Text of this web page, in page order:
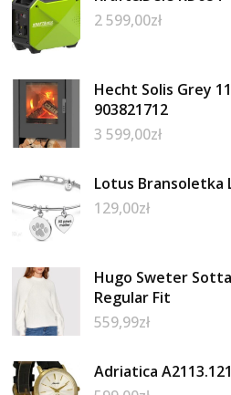
2 599,00zł
Hecht Solis Grey
903821712
3 599,00zł
Lotus Bransoletka
129,00zł
Hugo Sweter
Regular Fit
559,99zł
Adriatica